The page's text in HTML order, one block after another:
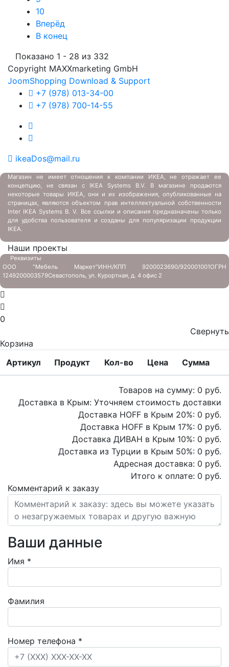
10
Вперёд
В конец
Показано 1 - 28 из 332
Copyright MAXXmarketing GmbH
JoomShopping Download & Support
+7 (978) 013-34-00
+7 (978) 700-14-55
ikeaDos@mail.ru
Магазин не имеет отношения к компании ИКЕА, не отражает ее
концепцию, не связан с IKEA Systems B.V. В магазине продаются
некоторые товары ИКЕА, они и их изображения, опубликованные на
страницах, являются объектом прав интеллектуальной собственности
Inter IKEA Systems B. V. Все ссылки и описания предназначены только
для удобства пользователя и созданы для популяризации продукции
IKEA.
Наши проекты
Реквизиты
ООО "Мебель Маркет"ИНН/КПП 9200023690/920001001ОГРН
1249200003579Севастополь, ул. Курортная, д. 4 офис 2
0
Свернуть
Корзина
Артикул
Продукт Кол-во Цена Сумма
Товаров на сумму: 0 руб.
Доставка в Крым: Уточняем стоимость доставки
Доставка HOFF в Крым 20%: 0 руб.
Доставка HOFF в Крым 17%: 0 руб.
Доставка ДИВАН в Крым 10%: 0 руб.
Доставка из Турции в Крым 50%: 0 руб.
Адресная доставка: 0 руб.
Итого к оплате: 0 руб.
Комментарий к заказу
Ваши данные
Имя *
Фамилия
Номер телефона *